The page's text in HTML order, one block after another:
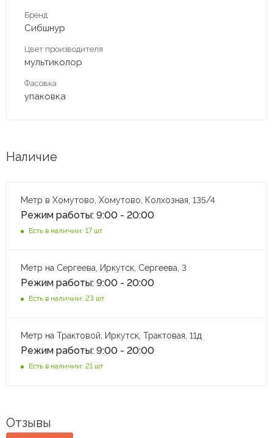
Бренд
Сибшнур
Цвет производителя
мультиколор
Фасовка
упаковка
Наличие
Метр в Хомутово, Хомутово, Колхозная, 135/4
Режим работы: 9:00 - 20:00
Есть в наличии: 17 шт
Метр на Сергеева, Иркутск, Сергеева, 3
Режим работы: 9:00 - 20:00
Есть в наличии: 23 шт
Метр на Трактовой, Иркутск, Трактовая, 11д
Режим работы: 9:00 - 20:00
Есть в наличии: 21 шт
Отзывы